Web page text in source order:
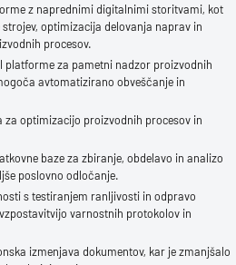
z naprednimi digitalnimi storitvami, kot
optimizacija delovanja naprav in
procesov.
platforme za pametni nadzor proizvodnih
avtomatizirano obveščanje in
za optimizacijo proizvodnih procesov in
baze za zbiranje, obdelavo in analizo
poslovno odločanje.
s testiranjem ranljivosti in odpravo
varnostnih protokolov in
izmenjava dokumentov, kar je zmanjšalo